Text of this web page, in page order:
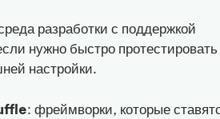
разработки с поддержкой
нужно быстро протестировать
настройки.
: фреймворки, которые